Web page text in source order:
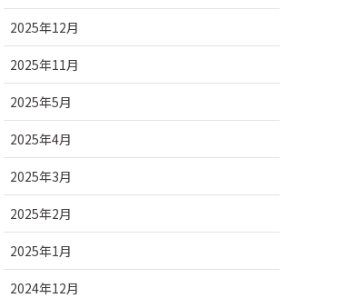
2025年12月
2025年11月
2025年5月
2025年4月
2025年3月
2025年2月
2025年1月
2024年12月